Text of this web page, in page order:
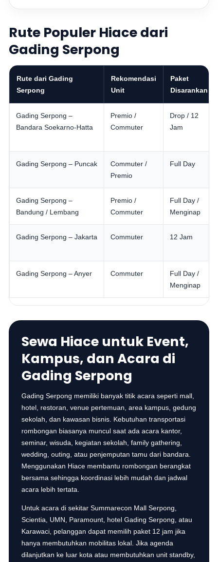
Rute Populer Hiace dari
Gading Serpong
Rute dari Gading
Serpong
Rekomendasi
Unit
Paket
Disarankan
Gading Serpong –
Bandara Soekarno-Hatta
Premio /
Commuter
Drop / 12
Jam
Gading Serpong – Puncak
Commuter /
Premio
Full Day
Gading Serpong –
Bandung / Lembang
Premio /
Commuter
Full Day /
Menginap
Gading Serpong – Jakarta Commuter 12 Jam
Gading Serpong – Anyer Commuter
Full Day /
Menginap
Sewa Hiace untuk Event,
Kampus, dan Acara di
Gading Serpong
Gading Serpong memiliki banyak titik acara seperti mall,
hotel, restoran, venue pertemuan, area kampus, gedung
sekolah, dan kawasan bisnis. Kebutuhan transportasi
rombongan biasanya muncul saat ada acara kantor,
seminar, wisuda, kegiatan sekolah, family gathering,
wedding, outing, atau penjemputan tamu dari bandara.
Menggunakan Hiace membantu rombongan berangkat
bersama sehingga koordinasi lebih mudah dan jadwal
acara lebih tertata.
Untuk acara di sekitar Summarecon Mall Serpong,
Scientia, UMN, Paramount, hotel Gading Serpong, atau
Karawaci, pelanggan dapat memilih paket 12 jam jika
hanya membutuhkan mobilitas lokal. Jika agenda
dilanjutkan ke luar kota atau membutuhkan unit standby,